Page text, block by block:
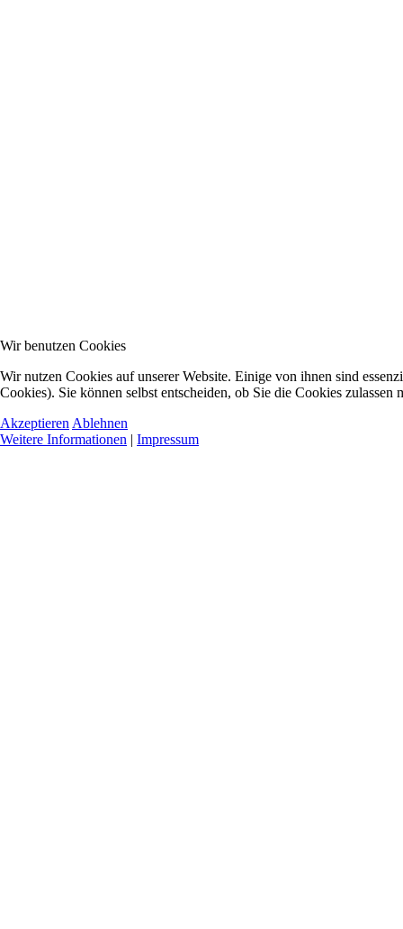
Wir benutzen Cookies
Wir nutzen Cookies auf unserer Website. Einige von ihnen sind
Cookies). Sie können selbst entscheiden, ob Sie die Cookies
Akzeptieren Ablehnen
Weitere Informationen | Impressum